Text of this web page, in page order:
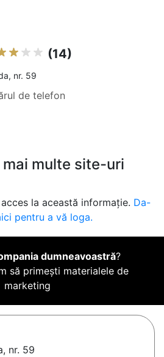
(14)
nr. 59
de telefon
multe site-uri
la această informație. Da-
pentru a vă loga.
dumneavoastră?
să primești materialele de
marketing
nr. 59